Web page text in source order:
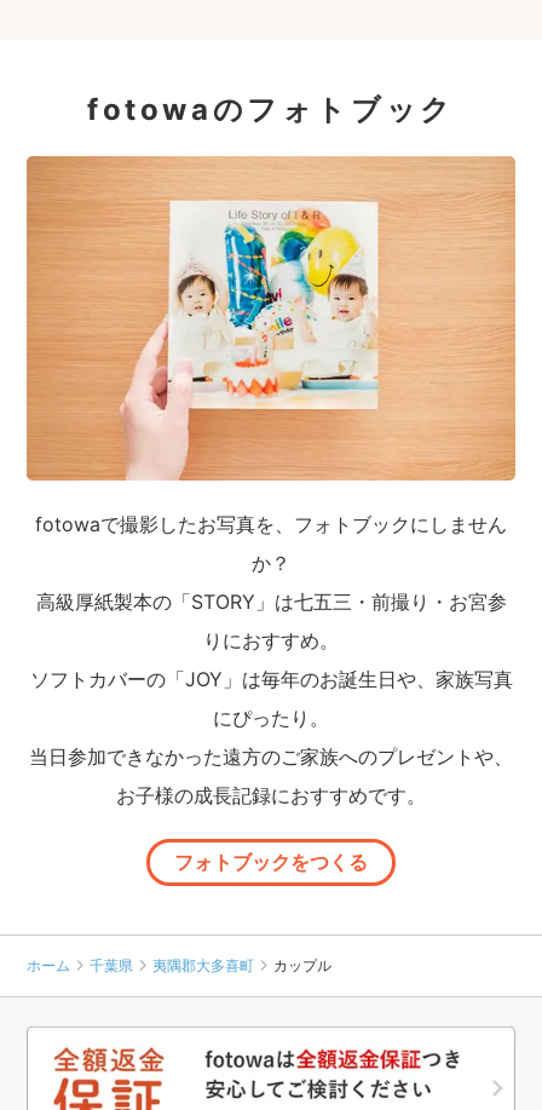
fotowaのフォトブック
fotowaで撮影したお写真を、フォトブックにしません
か？
高級厚紙製本の「STORY」は七五三・前撮り・お宮参
りにおすすめ。
ソフトカバーの「JOY」は毎年のお誕生日や、家族写真
にぴったり。
当日参加できなかった遠方のご家族へのプレゼントや、
お子様の成長記録におすすめです。
フォトブックをつくる
ホーム 千葉県 夷隅郡大多喜町 カップル